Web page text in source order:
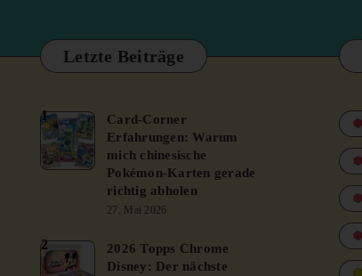
Letzte Beiträge
1
Card-Corner
Erfahrungen: Warum
mich chinesische
Pokémon-Karten gerade
richtig abholen
27. Mai 2026
2
2026 Topps Chrome
Disney: Der nächste